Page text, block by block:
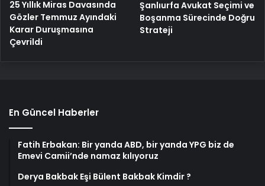
25 Yıllık Miras Davasında
Gözler Temmuz Ayındaki
Karar Duruşmasına
Çevrildi
Şanlıurfa Avukat Seçimi ve
Boşanma Sürecinde Doğru
Strateji
En Güncel Haberler
Fatih Erbakan: Bir yanda ABD, bir yanda YPG biz de
Emevi Camii’nde namaz kılıyoruz
Derya Bakbak Eşi Bülent Bakbak Kimdir ?